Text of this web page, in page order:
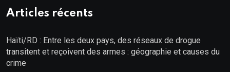
Articles récents
Haïti/RD : Entre les deux pays, des réseaux de drogue
transitent et reçoivent des armes : géographie et causes du
crime